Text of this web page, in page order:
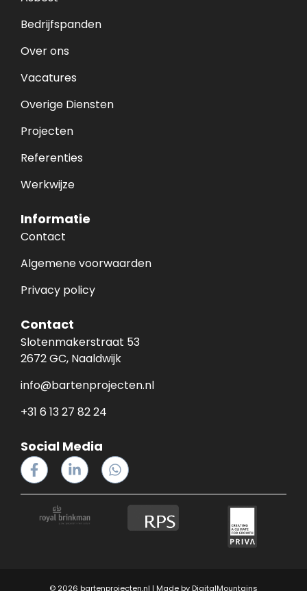
Bedrijfspanden
Over ons
Vacatures
Overige Diensten
Projecten
Referenties
Werkwijze
Informatie
Contact
Algemene voorwaarden
Privacy policy
Contact
Slotenmakerstraat 53
2672 GC, Naaldwijk
info@bartenprojecten.nl
+31 6 13 27 82 24
Social Media
© 2026 bartenprojecten.nl | Made by DigitalMountains